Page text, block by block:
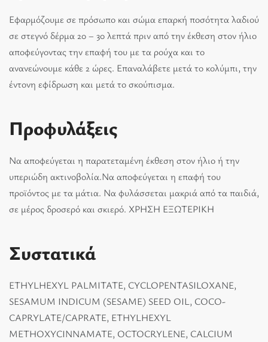
Εφαρμόζουμε σε πρόσωπο και σώμα επαρκή ποσότητα λαδιού
σε στεγνό δέρμα 20 – 30 λεπτά πριν από την έκθεση στον ήλιο
αποφεύγοντας την επαφή του με τα ρούχα και το
ανανεώνουμε κάθε 2 ώρες. Επαναλάβετε μετά το κολύμπι, την
έντονη εφίδρωση και μετά το σκούπισμα.
Προφυλάξεις
Να αποφεύγεται η παρατεταμένη έκθεση στον ήλιο ή την
υπεριώδη ακτινοβολία.Να αποφεύγεται η επαφή του
προϊόντος με τα μάτια. Να φυλάσσεται μακριά από τα παιδιά,
σε μέρος δροσερό και σκιερό. ΧΡΗΣΗ ΕΞΩΤΕΡΙΚΗ
Συστατικά
ETHYLHEXYL PALMITATE, CYCLOPENTASILOXANE,
SESAMUM INDICUM (SESAME) SEED OIL, COCO-
CAPRYLATE/CAPRATE, ETHYLHEXYL
METHOXYCINNAMATE, OCTOCRYLENE, CALCIUM